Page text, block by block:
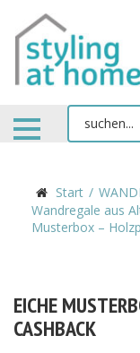
Start
Wandregale aus
Musterbox –
EICHE
CASHBACK